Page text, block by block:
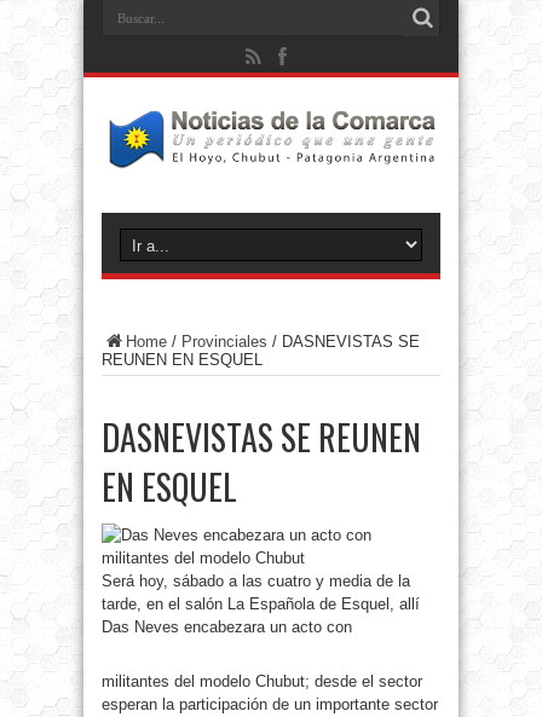
Home / Provinciales / DASNEVISTAS SE
REUNEN EN ESQUEL
DASNEVISTAS SE REUNEN
EN ESQUEL
Será hoy, sábado a las cuatro y media de la
tarde, en el salón La Española de Esquel, allí
Das Neves encabezara un acto con
militantes del modelo Chubut; desde el sector
esperan la participación de un importante sector